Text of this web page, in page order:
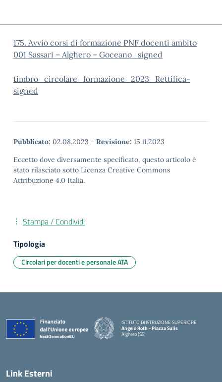
175. Avvio corsi di formazione PNF docenti ambito
001 Sassari – Alghero – Goceano_signed
timbro_circolare_formazione_2023_Rettifica-
signed
Pubblicato: 02.08.2023 - Revisione: 15.11.2023
Eccetto dove diversamente specificato, questo articolo è
stato rilasciato sotto Licenza Creative Commons
Attribuzione 4.0 Italia.
Stampa / Condividi
Tipologia
Circolari per docenti e personale ATA
ISTITUTO DI ISTRUZIONE SUPERIORE
Angelo Roth - Piazza Sulis
Alghero (SS)
— Visita la pagina iniziale della scuola
Link Esterni